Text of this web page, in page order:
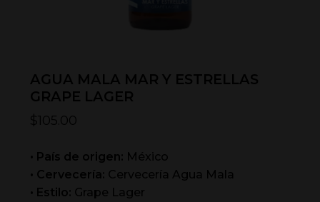
AGUA MALA MAR Y ESTRELLAS
GRAPE LAGER
$105.00
• País de origen: México
• Cervecería: Cervecería Agua Mala
• Estilo: Grape Lager